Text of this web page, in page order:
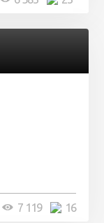
16
7 119